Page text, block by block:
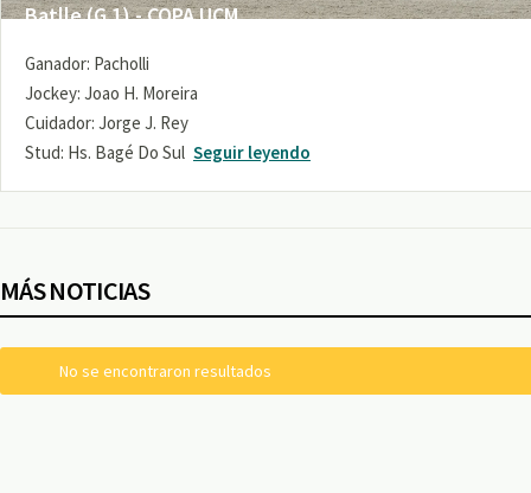
Batlle (G 1) - COPA UCM
Ganador: Pacholli
Jockey: Joao H. Moreira
Cuidador: Jorge J. Rey
Stud: Hs. Bagé Do Sul Seguir leyendo
MÁS NOTICIAS
No se encontraron resultados